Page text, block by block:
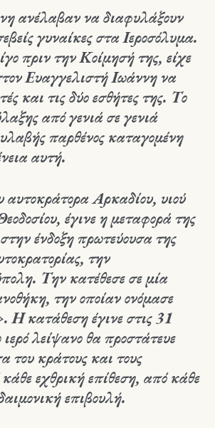
ανέλαβαν να διαφυλάξουν
γυναίκες στα Ιεροσόλυμα.
πριν την Κοίμησή της, είχε
Ευαγγελιστή Ιωάννη να
και τις δύο εσθήτες της. Το
από γενιά σε γενιά
παρθένος καταγομένη
αυτή.
αυτοκράτορα Αρκαδίου, υιού
έγινε η μεταφορά της
ένδοξη πρωτεύουσα της
την
Την κατέθεσε σε μία
την οποίαν ονόμασε
Η κατάθεση έγινε στις 31
λείψανο θα προστάτευε
του κράτους και τους
εχθρική επίθεση, από κάθε
επιβουλή.